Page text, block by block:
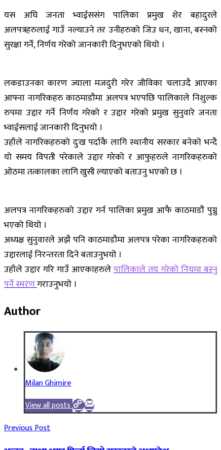
यस अघि जनता भ्वाईससंग पालिका प्रमुख शेर बहादुरले
अलपत्रहरुलाई गाउँ नल्याउने तर उनीहरुको जिउ धन, खाना, बस्नको
सुरक्षा गर्ने, निर्णय गरेको जानकारी दिनुभएको थियो ।
लकडाउनका कारण ज्याला मजदुरी गरेर जीविका चलाउदै आएका
आफ्ना नागरिकहरु काठमाडौमा अलपत्र भएपछि पालिकाले निशुल्क
रुपमा उद्दार गर्ने निर्णय गरेको र उद्दार गरेको प्रमुख सुनुवारे जनता
भ्वाईसलाई जानकारी दिनुभयो ।
उहाँले नागरिकहरुको दुःख पर्दाकै लागि स्थानीय सरकार बनेको भन्दै
यो समय विपती परेकाले उद्दार गरेको र आफुहरुले नागरिकहरुको
ओठमा तत्कालका लागि खुसी ल्याएको बताउनु भएको छ ।
अलपत्र नागरिकहरुको उद्दार गर्न पालिका प्रमुख आफै काठमाडौं पुग्नु
भएको थियो ।
अध्यक्ष सुनुवारले अझै पनि काठमाडौमा अलपत्र परेका नागरिकहरुको
उद्दारलाई निरन्तरता दिने बताउनुभयो ।
उहाँले उद्दार गरि गाउँ आएकाहरुलेपालिकाले तय गरेको नियमा बस्नु
पर्ने स्मरणगराउनुभयो ।
Author
Milan Ghimire
View all posts
Previous Post